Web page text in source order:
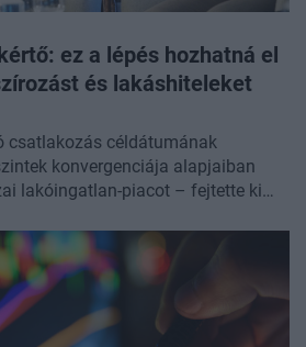
ez a lépés hozhatná el
és lakáshiteleket
csatlakozás céldátumának
konvergenciája alapjaiban
lakóingatlan-piacot – fejtette ki
. A szakember szerint a
jelenti a legnagyobb biztonságot a
értékében pedig meghatározó a
a célra a korlátozottan
fekvésű területek a legjobbak.